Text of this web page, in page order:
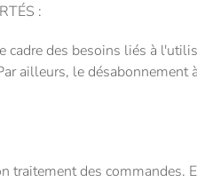
:
des besoins liés à
ailleurs, le désabonnement
des commandes.